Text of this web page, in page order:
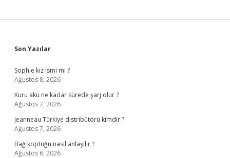
Sidebar
Son Yazılar
Sophie kız ismi mi ?
Ağustos 8, 2026
Kuru akü ne kadar sürede şarj olur ?
Ağustos 7, 2026
Jeanneau Türkiye distribütörü kimdir ?
Ağustos 7, 2026
Bağ koptuğu nasıl anlaşılır ?
Ağustos 6, 2026